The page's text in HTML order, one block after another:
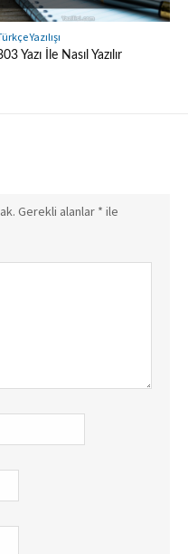
Yazılışı
Yazı İle Nasıl Yazılır
Gerekli alanlar * ile